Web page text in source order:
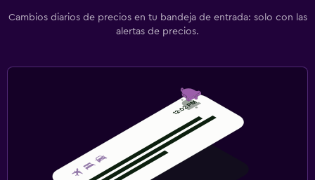
Cambios diarios de precios en tu bandeja de entrada: solo con las
alertas de precios.